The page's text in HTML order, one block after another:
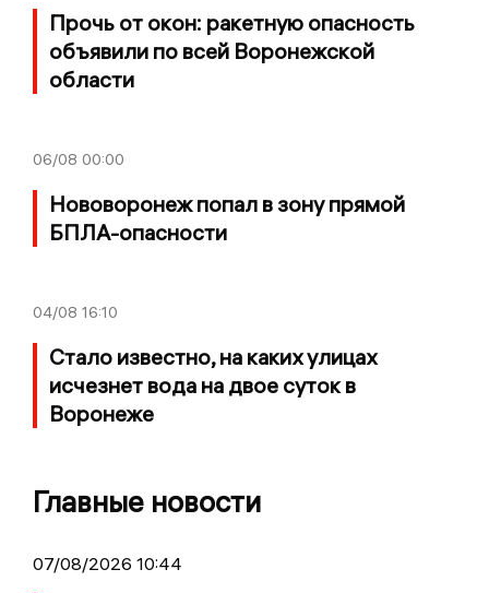
Прочь от окон: ракетную опасность
объявили по всей Воронежской
области
06/08 00:00
Нововоронеж попал в зону прямой
БПЛА-опасности
04/08 16:10
Стало известно, на каких улицах
исчезнет вода на двое суток в
Воронеже
Главные новости
07/08/2026 10:44